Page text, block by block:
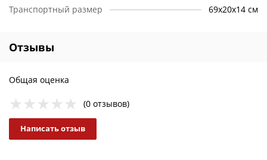
Транспортный размер
69х20х14 см
Отзывы
Общая оценка
(0 отзывов)
Написать отзыв